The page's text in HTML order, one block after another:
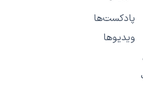
پادکست‌ها
ویدیوها